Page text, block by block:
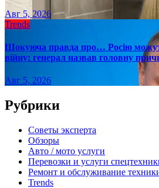
Авг 5, 2026
Trends
Шокуюча правда про… Росію
війну: генерал назвав головну
Авг 5, 2026
Рубрики
Советы эксперта
Обзоры
Авто / мото услуги
Перевозки и услуги
Ремонт и обслуживание
Trends